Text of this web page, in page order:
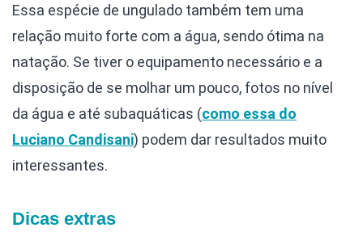
Essa espécie de ungulado também tem uma
relação muito forte com a água, sendo ótima na
natação. Se tiver o equipamento necessário e a
disposição de se molhar um pouco, fotos no nível
da água e até subaquáticas (como essa do
Luciano Candisani) podem dar resultados muito
interessantes.
Dicas extras